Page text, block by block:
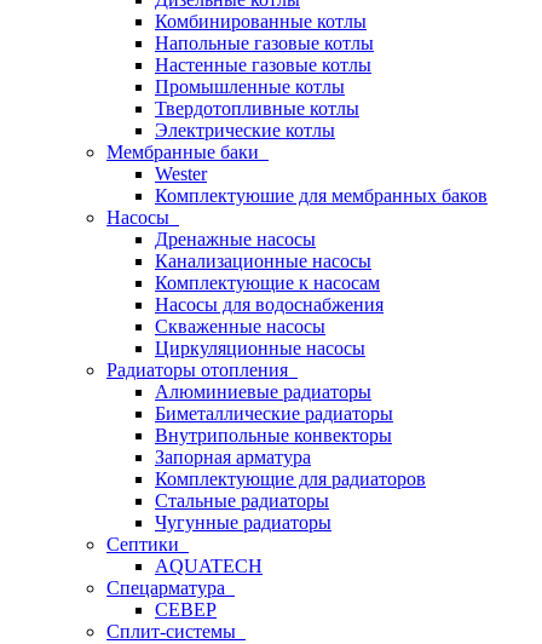
Комбинированные котлы
Напольные газовые котлы
Настенные газовые котлы
Промышленные котлы
Твердотопливные котлы
Электрические котлы
Мембранные баки
Wester
Комплектуюшие для мембранных баков
Насосы
Дренажные насосы
Канализационные насосы
Комплектующие к насосам
Насосы для водоснабжения
Скваженные насосы
Циркуляционные насосы
Радиаторы отопления
Алюминиевые радиаторы
Биметаллические радиаторы
Внутрипольные конвекторы
Запорная арматура
Комплектующие для радиаторов
Стальные радиаторы
Чугунные радиаторы
Септики
AQUATECH
Спецарматура
СЕВЕР
Сплит-системы